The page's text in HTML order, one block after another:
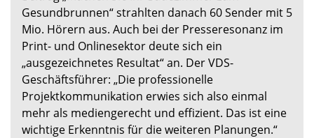
Gesundbrunnen“ strahlten danach 60 Sender mit 5
Mio. Hörern aus. Auch bei der Presseresonanz im
Print- und Onlinesektor deute sich ein
„ausgezeichnetes Resultat“ an. Der VDS-
Geschäftsführer: „Die professionelle
Projektkommunikation erwies sich also einmal
mehr als mediengerecht und effizient. Das ist eine
wichtige Erkenntnis für die weiteren Planungen.“